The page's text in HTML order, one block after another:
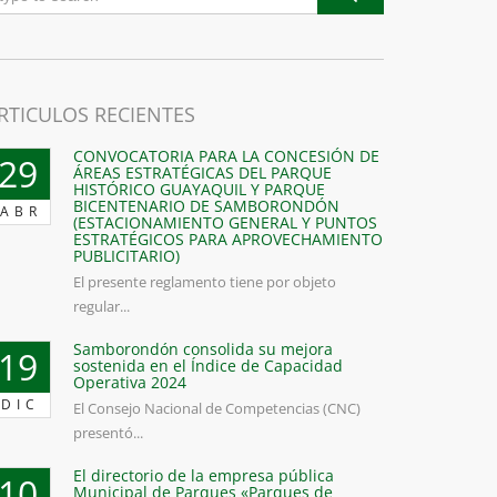
RECIENTES
ABR
CONVOCATORIA PARA LA CONCESIÓN DE
ÁREAS ESTRATÉGICAS DEL PARQUE
HISTÓRICO GUAYAQUIL Y PARQUE
BICENTENARIO DE SAMBORONDÓN
(ESTACIONAMIENTO GENERAL Y PUNTOS
ESTRATÉGICOS PARA APROVECHAMIENTO
PUBLICITARIO)
El presente reglamento tiene por objeto
regular...
DIC
Samborondón consolida su mejora
sostenida en el Índice de Capacidad
Operativa 2024
El Consejo Nacional de Competencias (CNC)
presentó...
El directorio de la empresa pública
Municipal de Parques «Parques de